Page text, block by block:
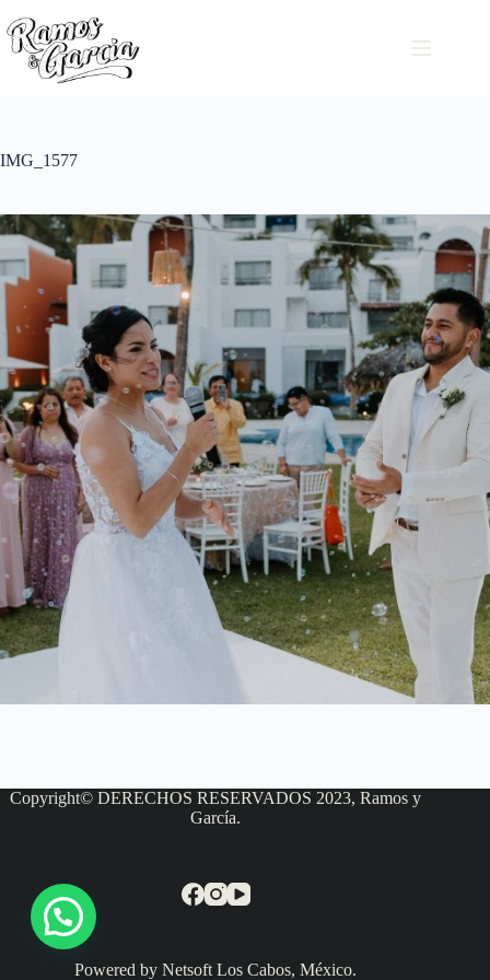
IMG_1577
Copyright© DERECHOS RESERVADOS 2023, Ramos y
García.
Powered by Netsoft Los Cabos, México.